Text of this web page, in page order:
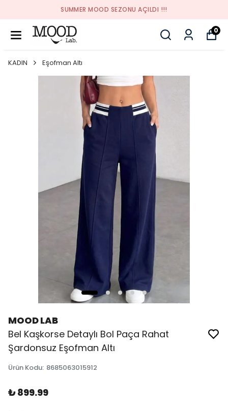
SUMMER MOOD SEZONU AÇILDI !!!
0
KADIN Eşofman Altı
MOOD LAB
Bel Kaşkorse Detaylı Bol Paça Rahat
Şardonsuz Eşofman Altı
Ürün Kodu: 8685063015912
₺ 899.99